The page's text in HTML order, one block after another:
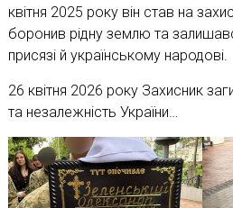
квітня 2025 року він став на
боронив рідну землю та
присязі й українському народові.
26 квітня 2026 року Захисник
та незалежність України…